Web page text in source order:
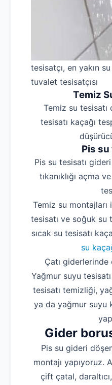
tesisatçı, en yakın
tuvalet tesisatçısı
Temiz
Temiz su tesisatı
tesisatı kaçağı
Pis su
Pis su tesisatı
tıkanıklığı açma
Temiz su montajları
tesisatı ve soğuk su
sıcak su tesisatı
su
Çatı giderlerinde
Yağmur suyu
tesisatı temizliği,
ya da yağmur suyu
Gider
Pis su gideri
montajı yapıyoruz.
çift çatal,